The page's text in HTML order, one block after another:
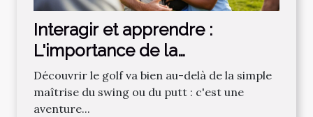
Interagir et apprendre :
L'importance de la
communauté dans
l'apprentissage du golf
Découvrir le golf va bien au-delà de la simple
maîtrise du swing ou du putt : c'est une
aventure...